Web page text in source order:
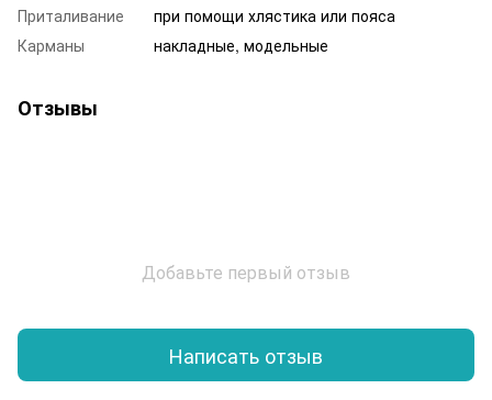
Приталивание
при помощи хлястика или пояса
Карманы
накладные, модельные
Отзывы
Добавьте первый отзыв
Написать отзыв